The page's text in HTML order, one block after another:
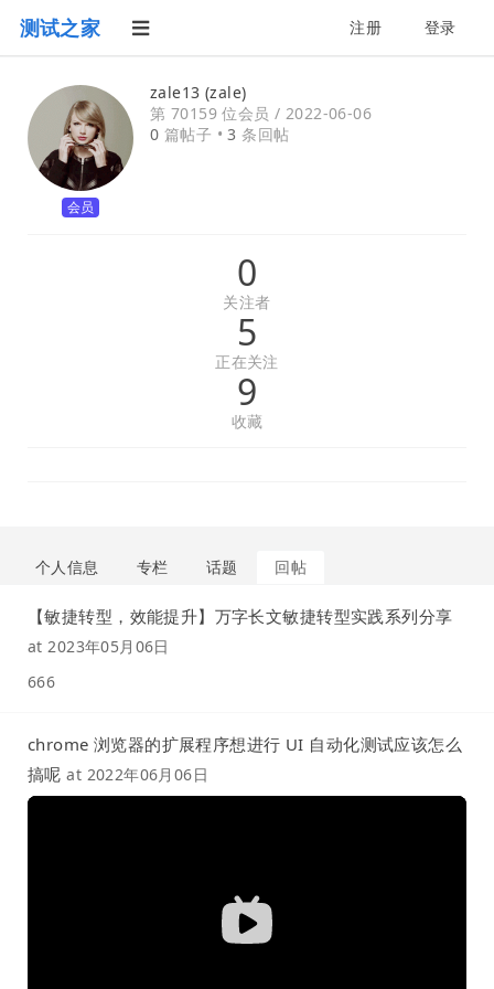
测试之家 注册 登录
会员
zale13 (zale)
第 70159 位会员 / 2022-06-06
0 篇帖子 •3 条回帖
0
关注者
5
正在关注
9
收藏
个人信息 专栏 话题 回帖
【敏捷转型，效能提升】万字长文敏捷转型实践系列分享
at2023年05月06日
666
chrome 浏览器的扩展程序想进行 UI 自动化测试应该怎么
搞呢 at 2022年06月06日